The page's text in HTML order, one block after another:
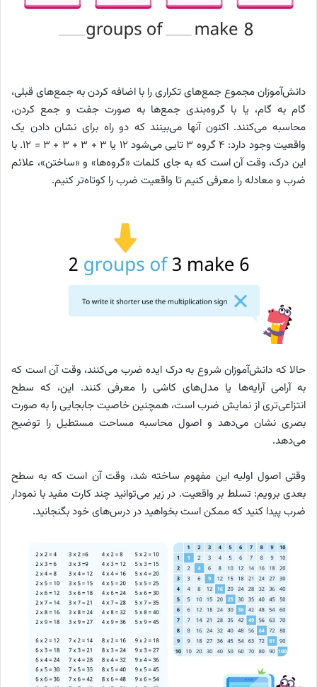
دانش‌آموزان مجموع جمع‌های تکراری را با اضافه کردن به جمع‌های قبلی،
گام به گام، یا با گروه‌بندی جمع‌ها به صورت جفت و جمع کردن،
محاسبه می‌کنند. اکنون آنها می‌بینند که دو راه برای نشان دادن یک
واقعیت وجود دارد: ۴ گروه ۳ تایی می‌شود ۱۲ یا ۳ + ۳ + ۳ + ۳ = ۱۲. با
این درک، وقت آن است که به جای کلمات «گروه‌ها» و «ساختن»، علائم
ضرب و معادله را معرفی کنیم تا واقعیت ضرب را کوتاه‌تر کنیم.
حالا که دانش‌آموزان شروع به درک ایده ضرب می‌کنند، وقت آن است که
به آرامی آرایه‌ها یا مدل‌های کاشی را معرفی کنند. این، که سطح
انتزاعی‌تری از نمایش ضرب است، همچنین خاصیت جابجایی را به صورت
بصری نشان می‌دهد و اصول محاسبه مساحت مستطیل را توضیح
می‌دهد.
وقتی اصول اولیه این مفهوم ساخته شد، وقت آن است که به سطح
بعدی برویم: تسلط بر واقعیت. در زیر می‌توانید چند کارت مفید با نمودار
ضرب پیدا کنید که ممکن است بخواهید در درس‌های خود بگنجانید.